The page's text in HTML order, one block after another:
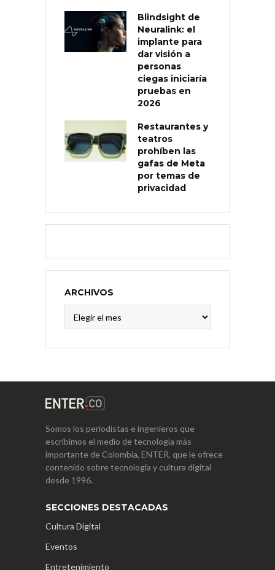
Blindsight de
Neuralink: el
implante para
dar visión a
personas
ciegas iniciaría
pruebas en
2026
Restaurantes y
teatros
prohíben las
gafas de Meta
por temas de
privacidad
ARCHIVOS
Somos los periodistas e ingenieros que
escribimos el medio de tecnología más
importante de Colombia, ENTER, que le ofrece
contenido sobre tecnología y cultura digital
desde 1996.
SECCIONES DESTACADAS
Cultura Digital
Eventos
Entretenimiento